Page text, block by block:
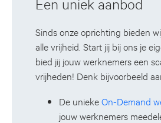
Een uniek aanbod
Sinds onze oprichting bieden
alle vrijheid. Start jij bij ons je
bied jij jouw werknemers een
vrijheden! Denk bijvoorbeeld
De uniekeOn-Demand
jouw werknemers